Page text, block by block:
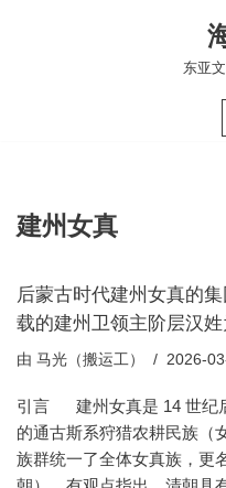
东亚
建州女真
后蒙古时代建州女真的
载的建州卫领主阶层汉
由 马光（搬运工） 2026-
引言 建州女真是 14 世纪
的通古斯系狩猎农耕民族（
族群统一了全体女真族，更